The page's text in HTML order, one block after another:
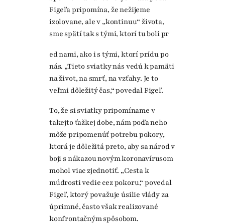
Figeľa pripomína, že nežijeme
izolovane, ale v „kontinuu“ života,
sme spätí tak s tými, ktorí tu boli pr
ed nami, ako i s tými, ktorí prídu po
nás. „Tieto sviatky nás vedú k pamäti
na život, na smrť, na vzťahy. Je to
veľmi dôležitý čas,“ povedal Figeľ.
To, že si sviatky pripomíname v
takejto ťažkej dobe, nám podľa neho
môže pripomenúť potrebu pokory,
ktorá je dôležitá preto, aby sa národ v
boji s nákazou novým koronavírusom
mohol viac zjednotiť. „Cesta k
múdrosti vedie cez pokoru,“ povedal
Figeľ, ktorý považuje úsilie vlády za
úprimné, často však realizované
konfrontačným spôsobom.